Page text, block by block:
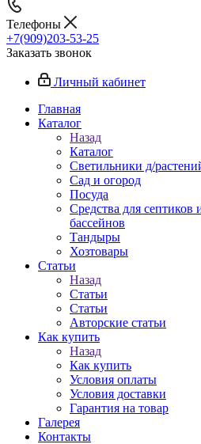
Телефоны
+7(909)203-53-25
Заказать звонок
Личный кабинет
Главная
Каталог
Назад
Каталог
Светильники д/
Сад и огород
Посуда
Средства для
бассейнов
Тандыры
Хозтовары
Статьи
Назад
Статьи
Статьи
Авторские статьи
Как купить
Назад
Как купить
Условия оплаты
Условия доставки
Гарантия на товар
Галерея
Контакты